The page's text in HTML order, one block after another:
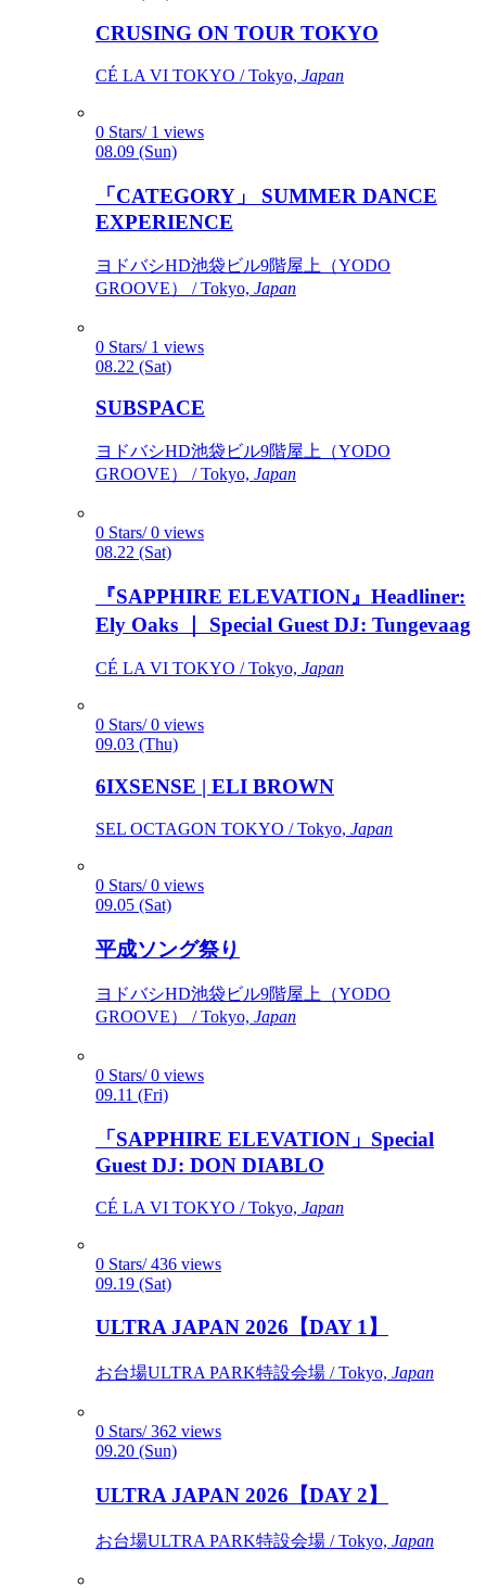
CRUSING ON TOUR TOKYO
CÉ LA VI TOKYO / Tokyo, Japan
0 Stars/ 1 views
08.09 (Sun)
「CATEGORY」 SUMMER DANCE
EXPERIENCE
ヨドバシHD池袋ビル9階屋上（YODO
GROOVE） / Tokyo, Japan
0 Stars/ 1 views
08.22 (Sat)
SUBSPACE
ヨドバシHD池袋ビル9階屋上（YODO
GROOVE） / Tokyo, Japan
0 Stars/ 0 views
08.22 (Sat)
『SAPPHIRE ELEVATION』Headliner:
Ely Oaks ｜ Special Guest DJ: Tungevaag
CÉ LA VI TOKYO / Tokyo, Japan
0 Stars/ 0 views
09.03 (Thu)
6IXSENSE | ELI BROWN
SEL OCTAGON TOKYO / Tokyo, Japan
0 Stars/ 0 views
09.05 (Sat)
平成ソング祭り
ヨドバシHD池袋ビル9階屋上（YODO
GROOVE） / Tokyo, Japan
0 Stars/ 0 views
09.11 (Fri)
「SAPPHIRE ELEVATION」Special
Guest DJ: DON DIABLO
CÉ LA VI TOKYO / Tokyo, Japan
0 Stars/ 436 views
09.19 (Sat)
ULTRA JAPAN 2026【DAY 1】
お台場ULTRA PARK特設会場 / Tokyo, Japan
0 Stars/ 362 views
09.20 (Sun)
ULTRA JAPAN 2026【DAY 2】
お台場ULTRA PARK特設会場 / Tokyo, Japan